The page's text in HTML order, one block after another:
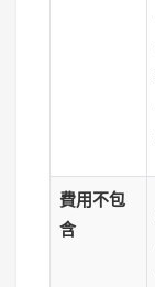
費用不包
含